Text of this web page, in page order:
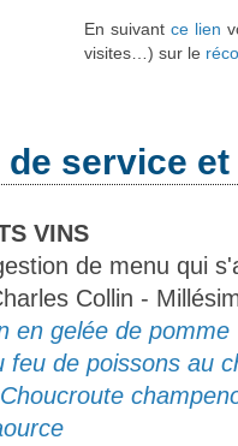
En suivant ce lien
visites…) sur le
service
VINS
de menu qui
Collin -
en gelée de pomme
feu de poissons au
Choucroute